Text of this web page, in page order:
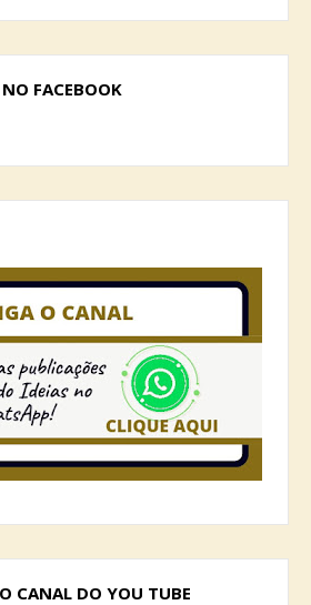
FACEBOOK
CANAL DO YOU TUBE